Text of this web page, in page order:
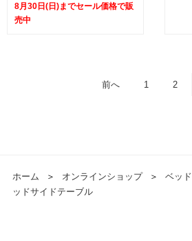
8月30日(日)までセール価格で販
売中
前へ 1 2
ホーム ＞ オンラインショップ ＞ ベッド
ッドサイドテーブル